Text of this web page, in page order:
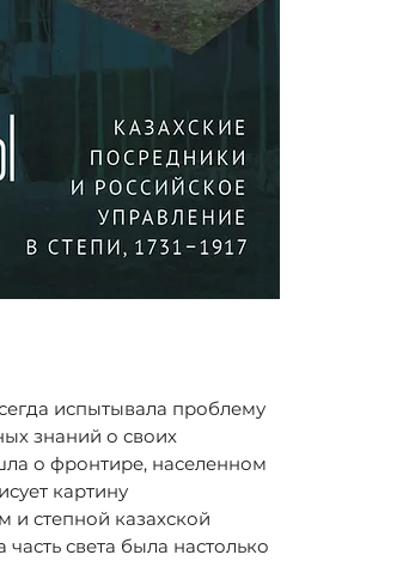
испытывала проблему
знаний о своих
о фронтире, населенном
картину
степной казахской
света была настолько